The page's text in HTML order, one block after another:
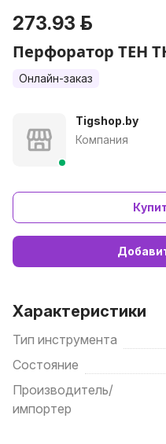
273.93 р.
Перфоратор TEH
Онлайн-заказ
Tigshop.by
Компания
Характеристики
Тип инструмента
Состояние
Производитель/
импортер